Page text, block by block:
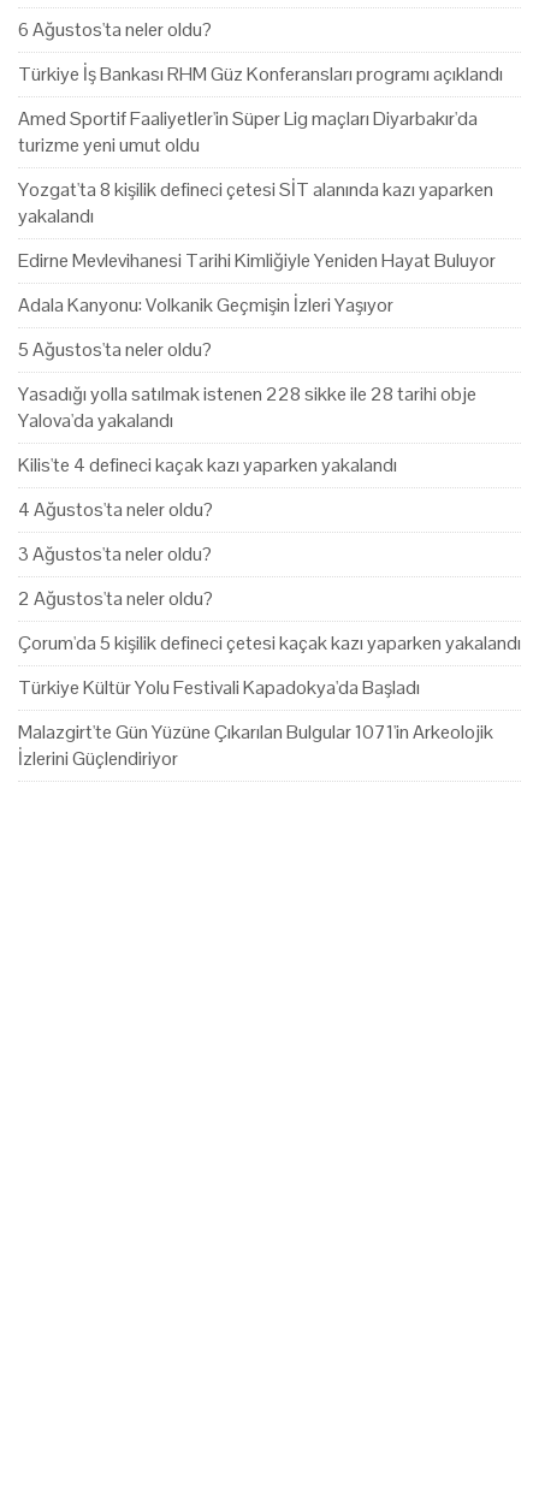
6 Ağustos'ta neler oldu?
Türkiye İş Bankası RHM Güz Konferansları programı açıklandı
Amed Sportif Faaliyetler'in Süper Lig maçları Diyarbakır'da
turizme yeni umut oldu
Yozgat'ta 8 kişilik defineci çetesi SİT alanında kazı yaparken
yakalandı
Edirne Mevlevihanesi Tarihi Kimliğiyle Yeniden Hayat Buluyor
Adala Kanyonu: Volkanik Geçmişin İzleri Yaşıyor
5 Ağustos'ta neler oldu?
Yasadığı yolla satılmak istenen 228 sikke ile 28 tarihi obje
Yalova'da yakalandı
Kilis'te 4 defineci kaçak kazı yaparken yakalandı
4 Ağustos'ta neler oldu?
3 Ağustos'ta neler oldu?
2 Ağustos'ta neler oldu?
Çorum'da 5 kişilik defineci çetesi kaçak kazı yaparken yakalandı
Türkiye Kültür Yolu Festivali Kapadokya'da Başladı
Malazgirt'te Gün Yüzüne Çıkarılan Bulgular 1071'in Arkeolojik
İzlerini Güçlendiriyor